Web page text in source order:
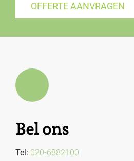
OFFERTE AANVRAGEN
Bel ons
Tel: 020-6882100